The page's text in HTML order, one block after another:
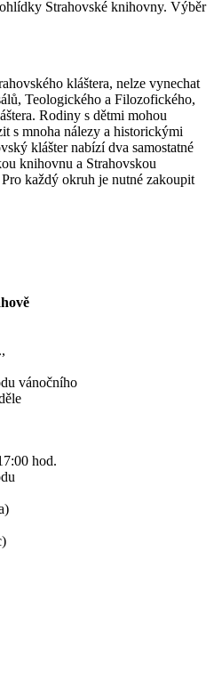
Strahovské knihovny. Výběr
kláštera, nelze vynechat
Teologického a Filozofického,
Rodiny s dětmi mohou
s mnoha nálezy a historickými
klášter nabízí dva samostatné
knihovnu a Strahovskou
každý okruh je nutné zakoupit
vánočního
hod.